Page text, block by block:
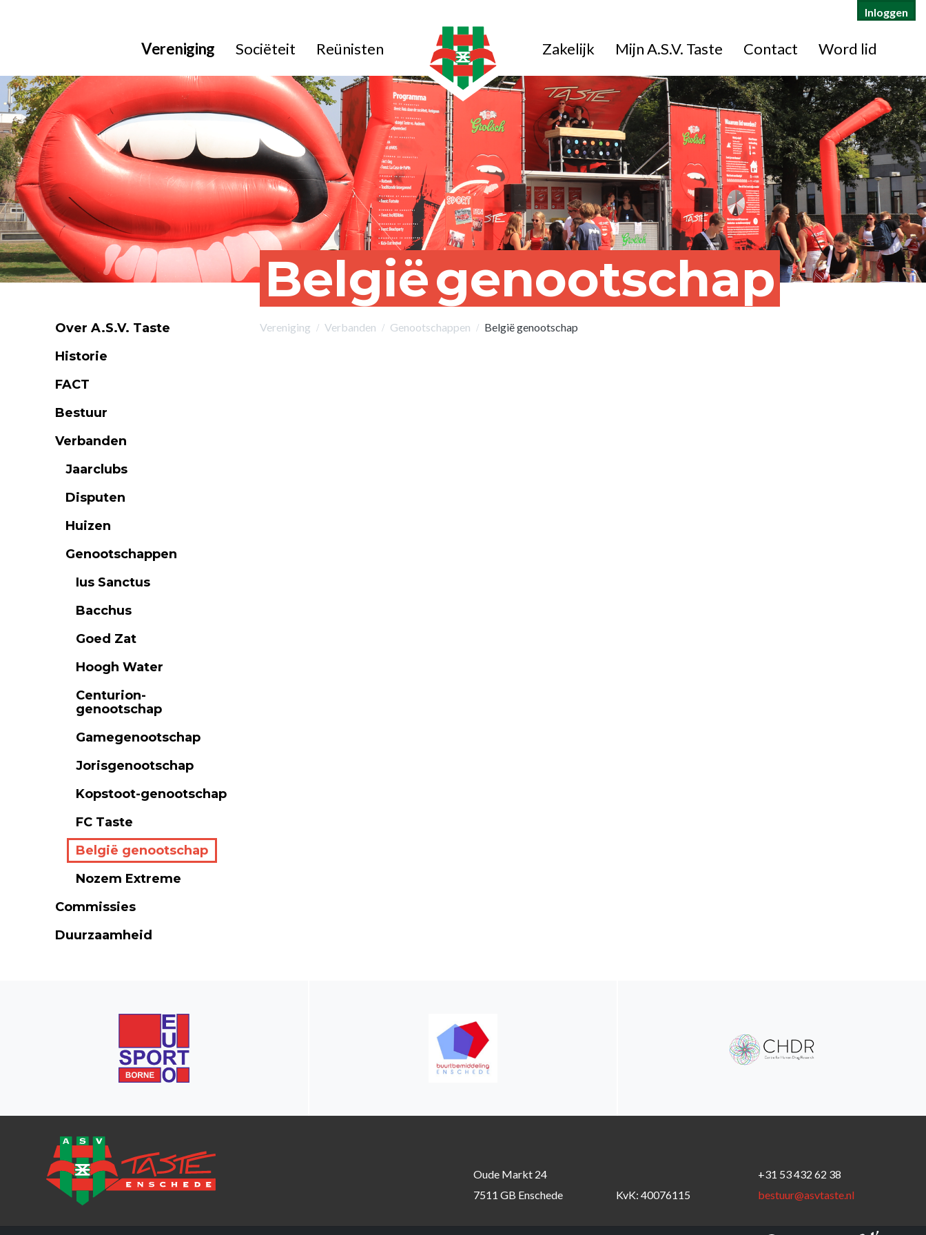
Inloggen
Vereniging Sociëteit Reünisten Zakelijk Mijn A.S.V. Taste Contact Word lid
Over A.S.V. Taste
Historie
FACT
Bestuur
Verbanden
Jaarclubs
Disputen
Huizen
Genootschappen
Ius Sanctus
Bacchus
Goed Zat
Hoogh Water
Centurion-
genootschap
Gamegenootschap
Jorisgenootschap
Kopstoot-genootschap
FC Taste
België genootschap
Nozem Extreme
Commissies
Duurzaamheid
Belgiëgenootschap
Vereniging Verbanden Genootschappen België genootschap
Oude Markt 24
7511 GB Enschede
KvK: 40076115
+31 53 432 62 38
bestuur@asvtaste.nl